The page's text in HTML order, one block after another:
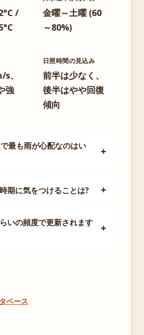
/
金曜～土曜 (60
～80%)
、
強
日照時間の見込み
前半は少なく、
後半はやや回復
傾向
最も雨が心配なのはい
期に気をつけることは?
いの頻度で更新されます
ベース